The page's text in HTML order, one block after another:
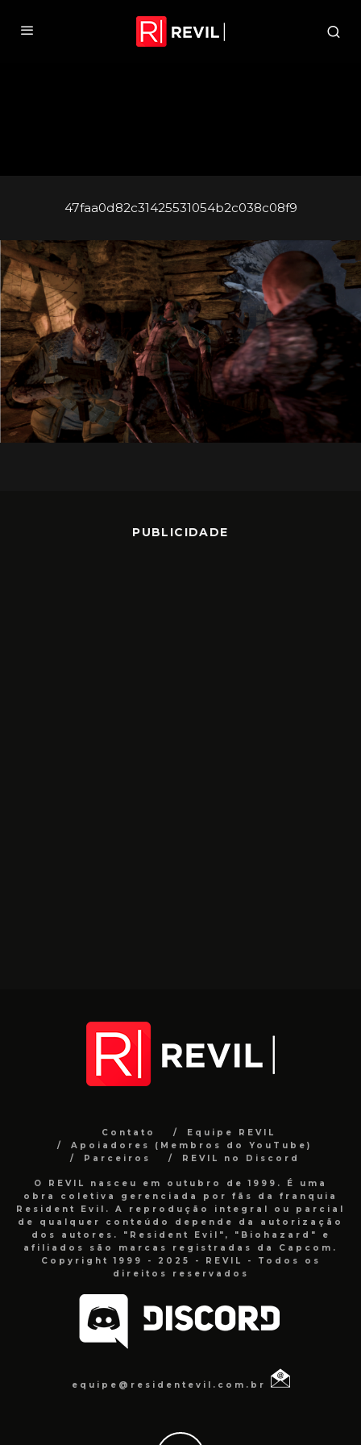
47faa0d82c31425531054b2c038c08f9
PUBLICIDADE
Contato
Equipe REVIL
Apoiadores (Membros do YouTube)
Parceiros
REVIL no Discord
O REVIL nasceu em outubro de 1999. É uma
obra coletiva gerenciada por fãs da franquia
Resident Evil. A reprodução integral ou parcial
de qualquer conteúdo depende da autorização
dos autores. "Resident Evil", "Biohazard" e
afiliados são marcas registradas da Capcom.
Copyright 1999 - 2025 - REVIL - Todos os
direitos reservados
equipe@residentevil.com.br